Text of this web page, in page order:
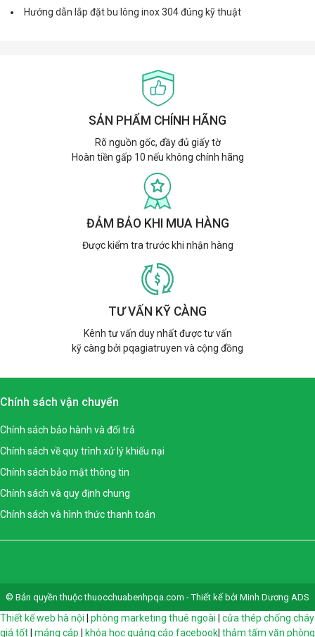
Hướng dẫn lắp đặt bu lông inox 304 đúng kỹ thuật
SẢN PHẨM CHÍNH HÃNG
Rõ nguồn gốc, đầy đủ giấy tờ
Hoàn tiền gấp 10 nếu không chính hãng
ĐẢM BẢO KHI MUA HÀNG
Được kiểm tra trước khi nhận hàng
TƯ VẤN KỸ CÀNG
Kênh tư vấn duy nhất được tư vấn
kỹ càng bởi pqagiatruyen và cộng đồng
Chính sách vận chuyển
Chính sách bảo hành và đổi trả
Chính sách về quy trình xử lý khiếu nại
Chính sách bảo mật thông tin
Chính sách và quy định chung
Chính sách và hình thức thanh toán
© Bản quyền thuộc thuocchuabenhpqa.com - Thiết kế bởi Minh Dương ADS
Thiết kế web hà nội phòng marketing thuê ngoài
cửa thép chống cháy
giá tốt máng cáp khóa học quảng cáo facebook thảm tấm văn phòng